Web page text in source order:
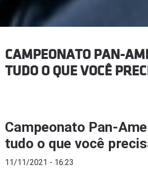
CAMPEONATO PAN-
TUDO O QUE VOCÊ
Campeonato Pan-
tudo o que você
11/11/2021 - 16:23